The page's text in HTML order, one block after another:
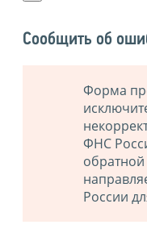
Сообщить об
Форма
ФНС
России